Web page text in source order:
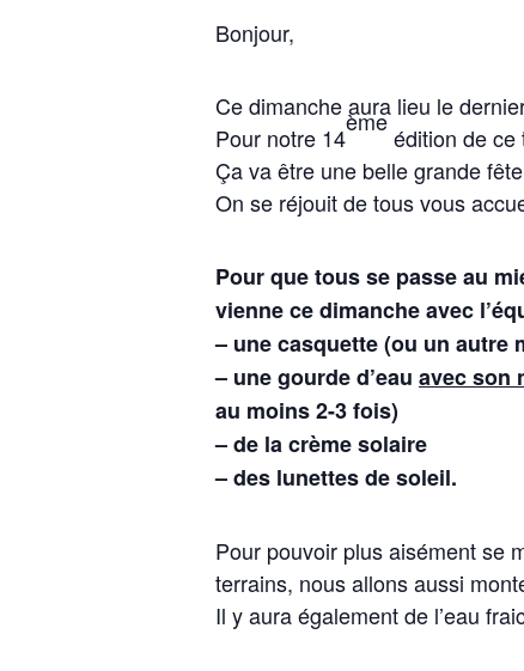
Bonjour,
Ce dimanche aura lieu le
Pour notre 14
ème
édition de ce
Ça va être une belle grande
On se réjouit de tous vous
Pour que tous se passe au
vienne ce dimanche avec
– une casquette (ou un autre
– une gourde d’eau avec son
au moins 2-3 fois)
– de la crème solaire
– des lunettes de soleil.
Pour pouvoir plus aisément se
terrains, nous allons aussi
Il y aura également de l’eau